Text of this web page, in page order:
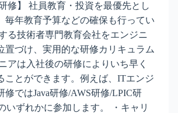
修】 社員教育・投資を最優先とし
毎年教育予算などの確保も行ってい
る技術者専門教育会社をエンジニ
置づけ、実用的な研修カリキュラム
アは入社後の研修によりいち早く
ことができます。例えば、ITエンジ
修ではJava研修/AWS研修/LPIC研
いずれかに参加します。 ・キャリ